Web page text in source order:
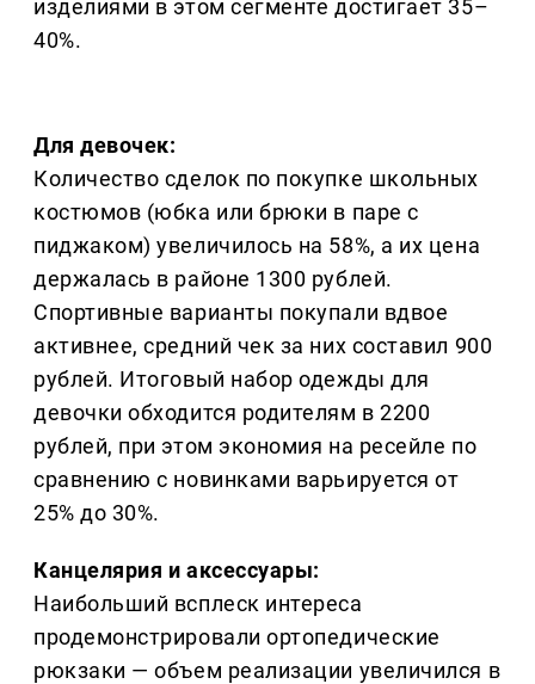
изделиями в этом сегменте достигает 35–
40%.
Для девочек:
Количество сделок по покупке школьных
костюмов (юбка или брюки в паре с
пиджаком) увеличилось на 58%, а их цена
держалась в районе 1300 рублей.
Спортивные варианты покупали вдвое
активнее, средний чек за них составил 900
рублей. Итоговый набор одежды для
девочки обходится родителям в 2200
рублей, при этом экономия на ресейле по
сравнению с новинками варьируется от
25% до 30%.
Канцелярия и аксессуары:
Наибольший всплеск интереса
продемонстрировали ортопедические
рюкзаки — объем реализации увеличился в